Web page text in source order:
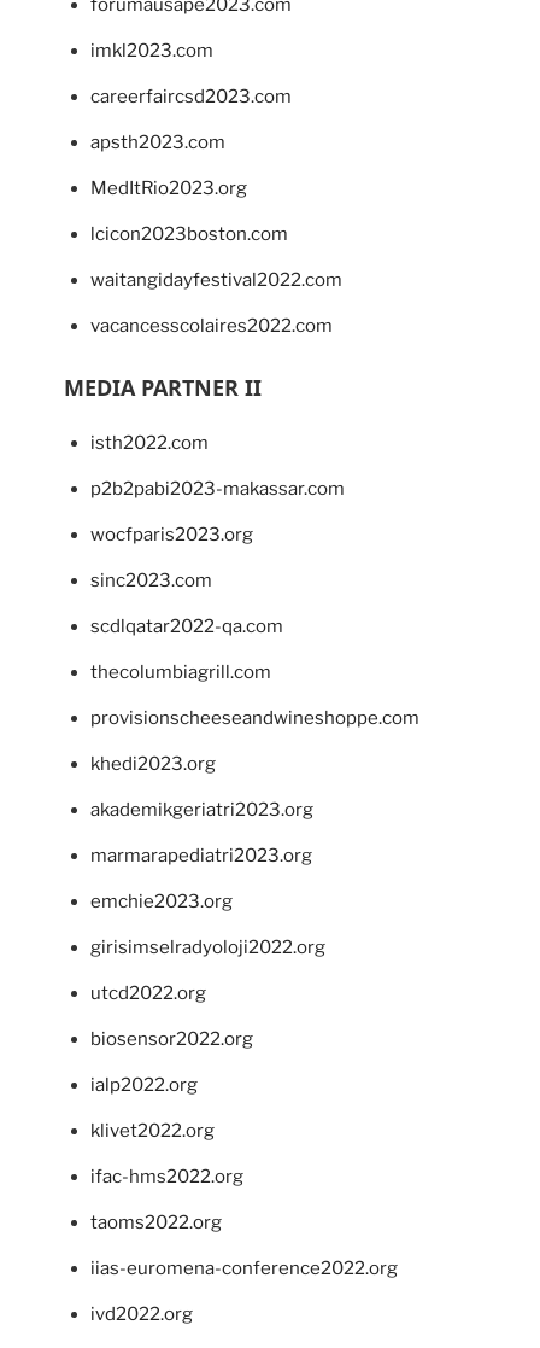
forumausape2023.com
imkl2023.com
careerfaircsd2023.com
apsth2023.com
MedItRio2023.org
lcicon2023boston.com
waitangidayfestival2022.com
vacancesscolaires2022.com
MEDIA PARTNER II
isth2022.com
p2b2pabi2023-makassar.com
wocfparis2023.org
sinc2023.com
scdlqatar2022-qa.com
thecolumbiagrill.com
provisionscheeseandwineshoppe.com
khedi2023.org
akademikgeriatri2023.org
marmarapediatri2023.org
emchie2023.org
girisimselradyoloji2022.org
utcd2022.org
biosensor2022.org
ialp2022.org
klivet2022.org
ifac-hms2022.org
taoms2022.org
iias-euromena-conference2022.org
ivd2022.org